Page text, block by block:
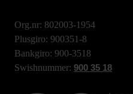
Org.nr: 802003-1954
Plusgiro: 900351-8
Bankgiro: 900-3518
Swishnummer: 900 35 18